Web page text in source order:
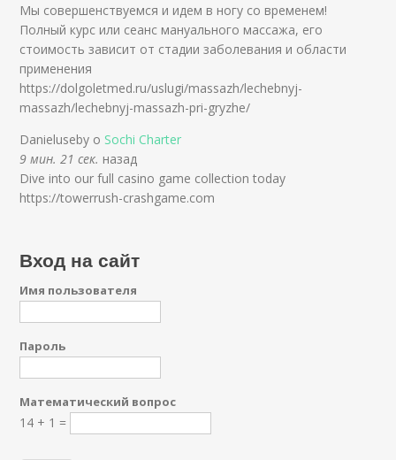
Мы совершенствуемся и идем в ногу со временем!
Полный курс или сеанс мануального массажа, его
стоимость зависит от стадии заболевания и области
применения
https://dolgoletmed.ru/uslugi/massazh/lechebnyj-
massazh/lechebnyj-massazh-pri-gryzhe/
Danieluseby о Sochi Charter
9 мин. 21 сек. назад
Dive into our full casino game collection today
https://towerrush-crashgame.com
Вход на сайт
Имя пользователя
Пароль
Математический вопрос
14 + 1 =